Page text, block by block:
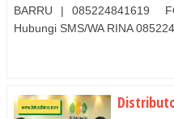
BARRU | 085224841619
Hubungi SMS/WA RINA